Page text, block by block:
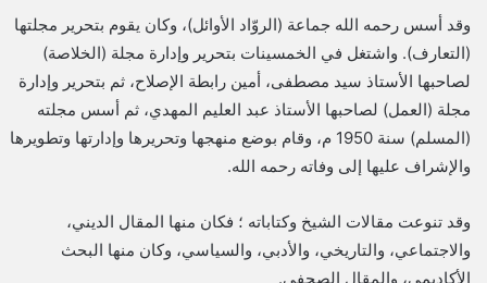
وقد أسس رحمه الله جماعة (الروّاد الأوائل)، وكان يقوم بتحرير مجلتها
(التعارف). واشتغل في الخمسينات بتحرير وإدارة مجلة (الخلاصة)
لصاحبها الأستاذ سيد مصطفى، أمين رابطة الإصلاح، ثم بتحرير وإدارة
مجلة (العمل) لصاحبها الأستاذ عبد العليم المهدي، ثم أسس مجلته
(المسلم) سنة 1950 م، وقام بوضع منهجها وتحريرها وإدارتها وتطويرها
والإشراف عليها إلى وفاته رحمه الله.
وقد تنوعت مقالات الشيخ وكتاباته ؛ فكان منها المقال الديني،
والاجتماعي، والتاريخي، والأدبي، والسياسي، وكان منها البحث
الأكاديمي، والمقال الصحفي.